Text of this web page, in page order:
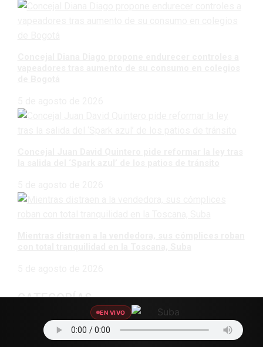
CATEGORÍAS
Agro Data 45
EN VIVO